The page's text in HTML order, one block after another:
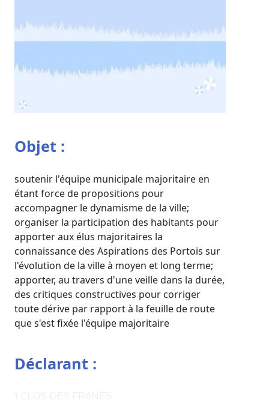
Objet :
soutenir l'équipe municipale majoritaire en
étant force de propositions pour
accompagner le dynamisme de la ville;
organiser la participation des habitants pour
apporter aux élus majoritaires la
connaissance des Aspirations des Portois sur
l'évolution de la ville à moyen et long terme;
apporter, au travers d'une veille dans la durée,
des critiques constructives pour corriger
toute dérive par rapport à la feuille de route
que s'est fixée l'équipe majoritaire
Déclarant :